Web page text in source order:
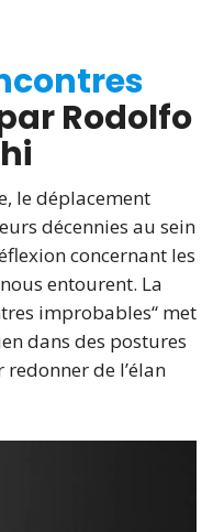
Rodolfo
le déplacement
décennies au sein
concernant les
entourent. La
improbables“ met
dans des postures
de l’élan